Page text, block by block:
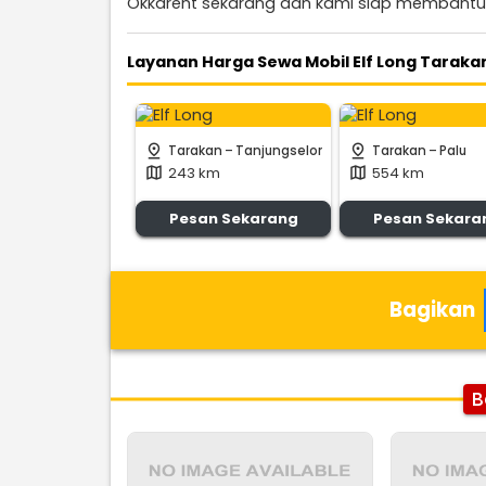
Layanan Harga Sewa Mobil Elf Long
pin_drop Tarakan - Tanjungselor
map 243 km
Pesan Sekarang
pin_drop Tarakan -Palu
map 554 km
Pesan
Bagikan